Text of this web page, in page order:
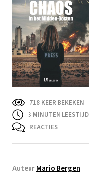
718 KEER BEKEKEN
3 MINUTEN LEESTIJD
REACTIES
AuteurMario Bergen